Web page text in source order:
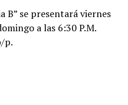
B” se presentará viernes
a las 6:30 P.M.
p.